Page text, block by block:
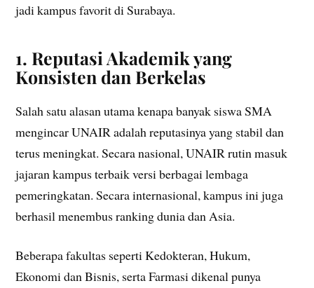
jadi kampus favorit di Surabaya.
1. Reputasi Akademik yang
Konsisten dan Berkelas
Salah satu alasan utama kenapa banyak siswa SMA
mengincar UNAIR adalah reputasinya yang stabil dan
terus meningkat. Secara nasional, UNAIR rutin masuk
jajaran kampus terbaik versi berbagai lembaga
pemeringkatan. Secara internasional, kampus ini juga
berhasil menembus ranking dunia dan Asia.
Beberapa fakultas seperti Kedokteran, Hukum,
Ekonomi dan Bisnis, serta Farmasi dikenal punya